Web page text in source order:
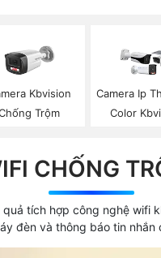
Kbvision
Trộm
Camera Ip
Color
CHỐNG
tích hợp công nghệ
đèn và thông báo tin